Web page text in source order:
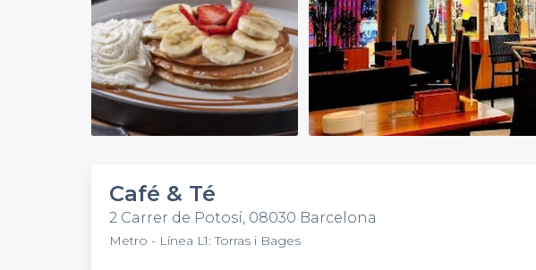
Play
Video
Café & Té
2 Carrer de Potosí, 08030 Barcelona
Metro - Línea L1: Torras i Bages